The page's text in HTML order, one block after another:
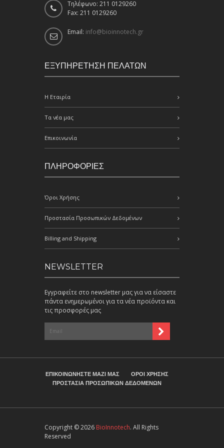
Τηλέφωνο: 211 0129260
Fax: 211 0129260
Email: info@bioinnotech.gr
ΕΞΥΠΗΡΕΤΗΣΗ ΠΕΛΑΤΩΝ
Η Εταιρία
Τα νέα μας
Επικοινωνία
ΠΛΗΡΟΦΟΡΙΕΣ
Όροι Χρήσης
Προστασία Προσωπικών Δεδομένων
Billing and Shipping
NEWSLETTER
Εγγραφείτε στο newsletter μας για να είσαστε
πάντα ενημερωμένοι για τα νέα προϊόντα και
τις προσφορές μας
ΕΠΙΚΟΙΝΩΝΗΣΤΕ ΜΑΖΙ ΜΑΣ
ΟΡΟΙ ΧΡΗΣΗΣ
ΠΡΟΣΤΑΣΙΑ ΠΡΟΣΩΠΙΚΩΝ ΔΕΔΟΜΕΝΩΝ
Copyright © 2026 BioInnotech. All Rights
Reserved